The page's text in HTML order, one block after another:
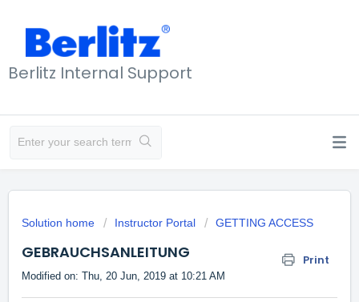
Berlitz Internal Support
Solution home Instructor Portal GETTING ACCESS
GEBRAUCHSANLEITUNG Print
Modified on: Thu, 20 Jun, 2019 at 10:21 AM